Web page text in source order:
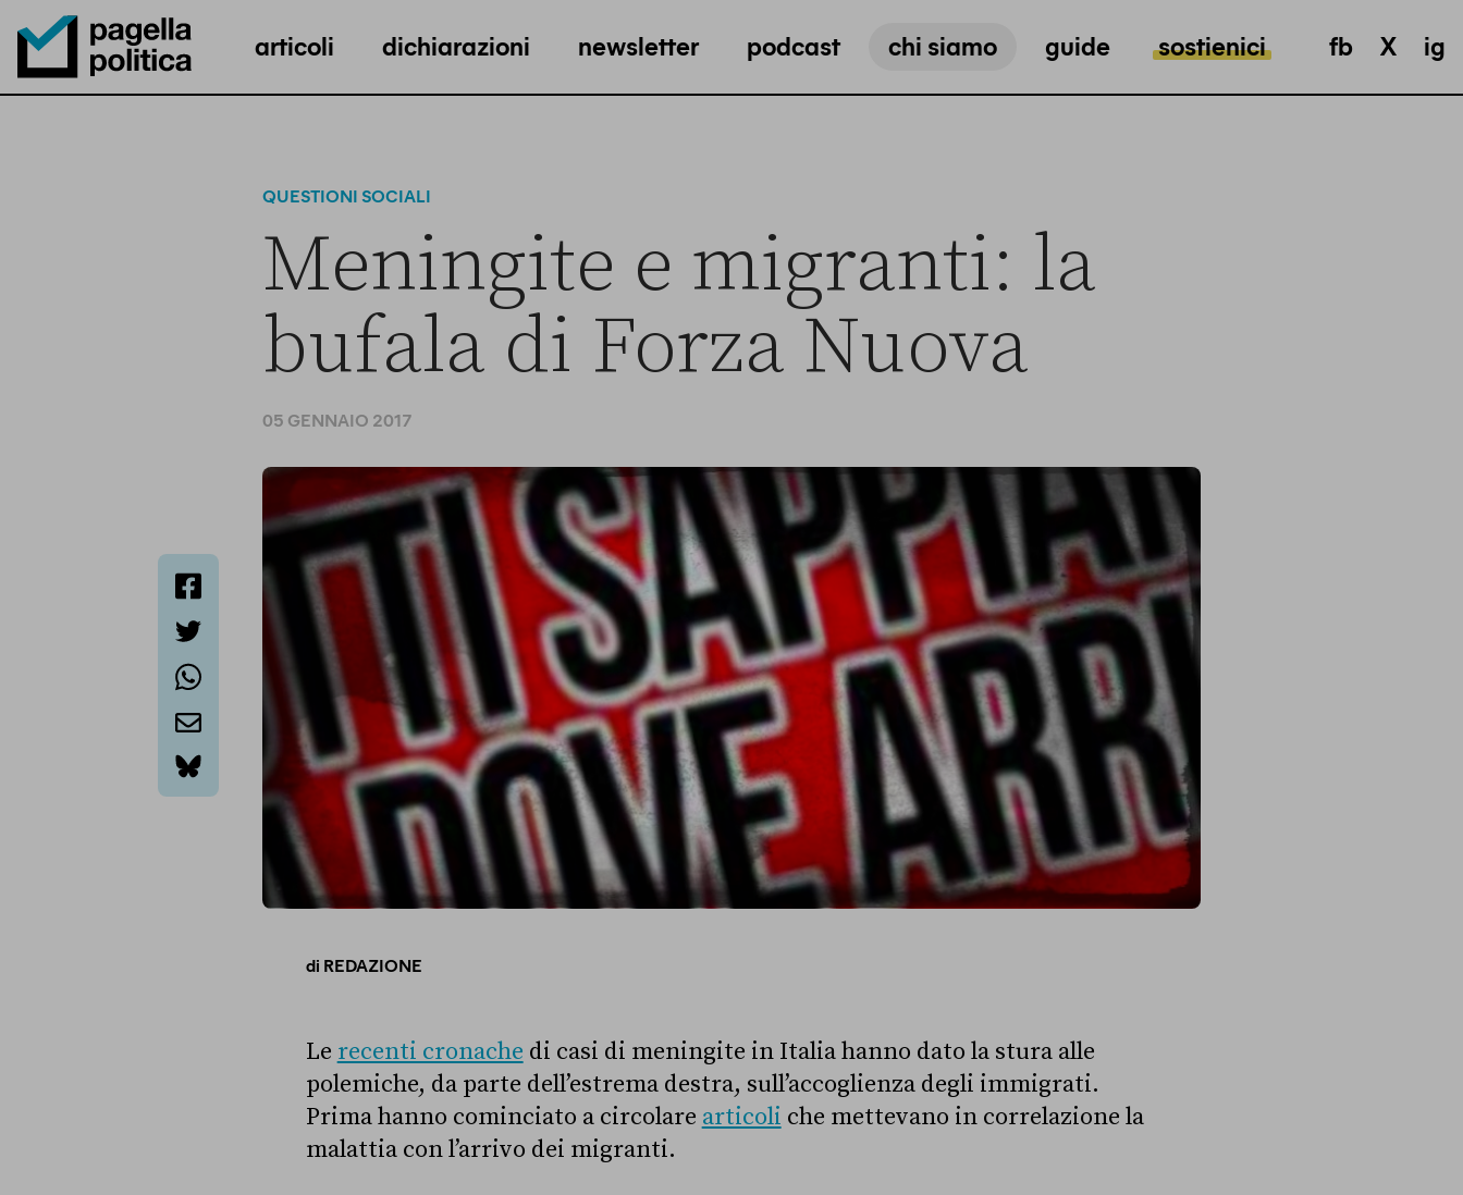
Pagella Politica Logo
articoli dichiarazioni newsletter podcast chi siamo guide sostienici fb X ig
QUESTIONI SOCIALI
Meningite e migranti: la
bufala di Forza Nuova
05 GENNAIO 2017
bluesky
di REDAZIONE
Le recenti cronache di casi di meningite in Italia hanno dato la stura alle
polemiche, da parte dell’estrema destra, sull’accoglienza degli immigrati.
Prima hanno cominciato a circolare articoli che mettevano in correlazione la
malattia con l’arrivo dei migranti.